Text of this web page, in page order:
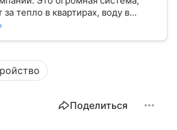
за тепло в квартирах, воду в
и чистоту во дворах.
Поделиться